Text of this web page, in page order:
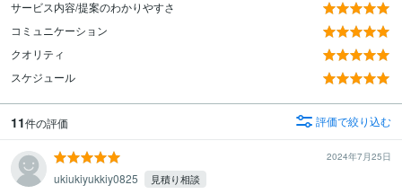
サービス内容/提案のわかりやすさ
コミュニケーション
クオリティ
スケジュール
11件の評価 評価で絞り込む
2024年7月25日
ukiukiyukkiy0825 見積り相談